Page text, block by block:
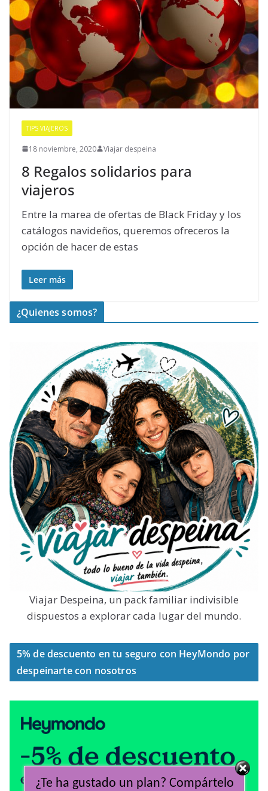
TIPS VIAJEROS
18 noviembre, 2020 Viajar despeina
8 Regalos solidarios para
viajeros
Entre la marea de ofertas de Black Friday y los
catálogos navideños, queremos ofreceros la
opción de hacer de estas
Leer más
¿Quienes somos?
Viajar Despeina, un pack familiar indivisible
dispuestos a explorar cada lugar del mundo.
5% de descuento en tu seguro con HeyMondo por
despeinarte con nosotros
¿Te ha gustado un plan? Compártelo